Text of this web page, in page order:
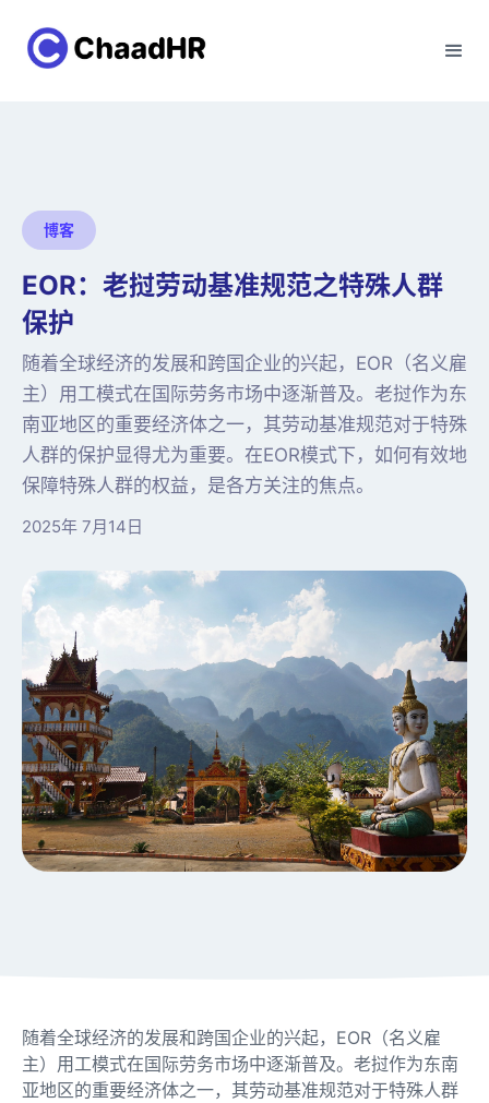
博客
EOR：老挝劳动基准规范之特殊人群
保护
随着全球经济的发展和跨国企业的兴起，EOR（名义雇
主）用工模式在国际劳务市场中逐渐普及。老挝作为东
南亚地区的重要经济体之一，其劳动基准规范对于特殊
人群的保护显得尤为重要。在EOR模式下，如何有效地
保障特殊人群的权益，是各方关注的焦点。
2025年 7月14日
随着全球经济的发展和跨国企业的兴起，EOR（名义雇
主）用工模式在国际劳务市场中逐渐普及。老挝作为东南
亚地区的重要经济体之一，其劳动基准规范对于特殊人群